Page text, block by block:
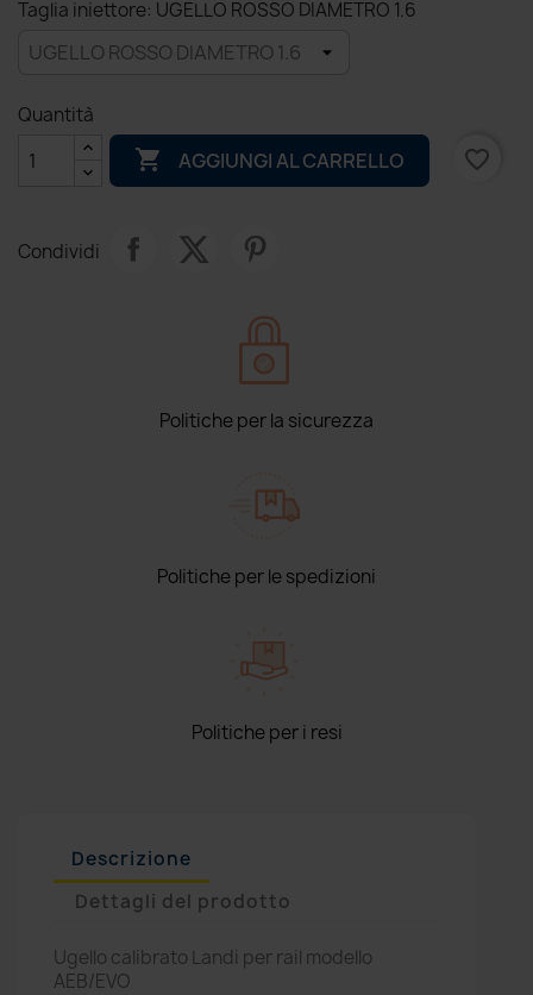
Taglia iniettore: UGELLO ROSSO DIAMETRO 1.6
Quantità
 AGGIUNGI AL CARRELLO favorite_border
Condividi
Politiche per la sicurezza
Politiche per le spedizioni
Politiche per i resi
Descrizione
Dettagli del prodotto
Ugello calibrato Landi per rail modello
AEB/EVO